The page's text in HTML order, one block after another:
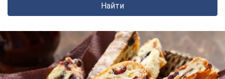
Найти